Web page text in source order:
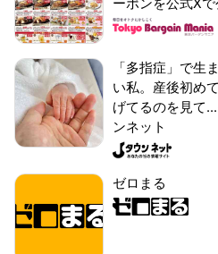
「多指症」で生
い私。産後初め
げてるのを見て
ンネット
ゼロまる